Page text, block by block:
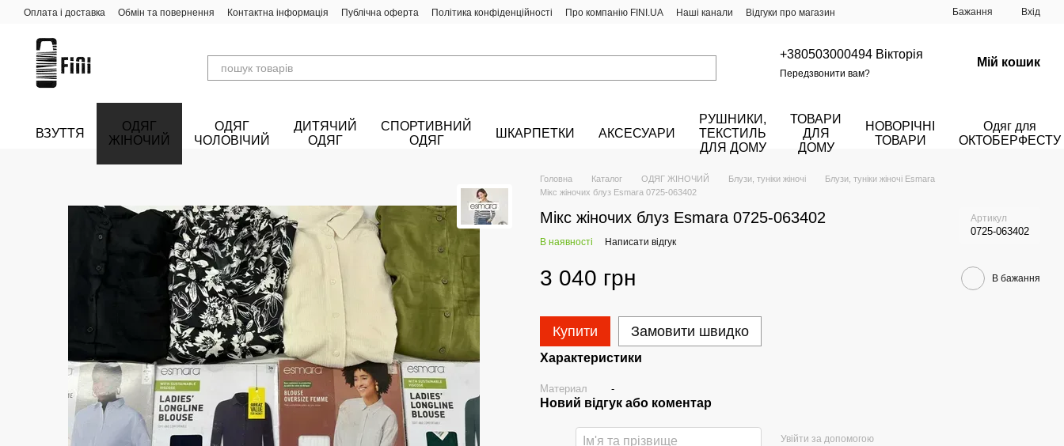
Перейти до основного контенту
Оплата і доставка Обмін та повернення Контактна інформація Публічна оферта Політика конфіденційності Про компанію FINI.UA Наші канали Відгуки про магазин Бажання Вхід
+380503000494 Вікторія
Передзвонити вам?
Мій кошик
ВЗУТТЯ
ОДЯГ
ЖІНОЧИЙ
ОДЯГ
ЧОЛОВІЧИЙ
ДИТЯЧИЙ
ОДЯГ
СПОРТИВНИЙ
ОДЯГ
ШКАРПЕТКИ АКСЕСУАРИ
РУШНИКИ,
ТЕКСТИЛЬ
ДЛЯ ДОМУ
ТОВАРИ
ДЛЯ
ДОМУ
НОВОРІЧНІ
ТОВАРИ
Одяг для
ОКТОБЕРФЕСТУ
Головна Каталог ОДЯГ ЖІНОЧИЙ Блузи, туніки жіночі
Блузи, туніки жіночі Esmara
Мікс жіночих блуз Esmara 0725-063402
Мікс жіночих блуз Esmara 0725-063402 Артикул
0725-063402
В наявності Написати відгук
3 040 грн В бажання
Купити Замовити швидко
Характеристики
Материал -
Новий відгук або коментар
Увійти за допомогою